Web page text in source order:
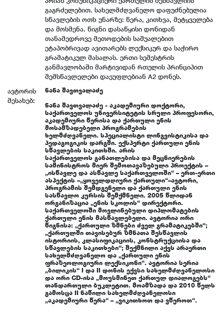
გაგრძელებით. სახელმძღვანელო დაფუძნებულია
სწავლების ოთხ უნარზე: წერა, კითხვა, მეტყველება
და მოსმენა. წიგნი დასაწყისი დონიდან
თანამედროვე მეთოდების საშუალებით
ეტაპობრივად ავითარებს ლექსიკურ და საჭირო
გრამატიკულ მასალას. ერთი სემესტრის
განმავლობაში მარტივიდან რთულის პრინციპით
შემსწავლელები დაეუფლებიან A2 დონეს.
ავტორის
შესახებ:
ნანა შავთვალაძე
ნანა შავთვალაძე - აკადემიური დოქტორი,
საქართველოს უნივერსიტეტის სრული პროფესორი,
აკადემიური წერისა და ქართული ენის
მოსამზადებელი პროგრამების
ხელმძღვანელი. სპეციალისტი ლინგვისტიკისა და
პედაგოგიკის დარგში. ექსპერტი ქართული ენის
სწავლების საკითხში. არის
საქართველოს განათლებისა და მეცნიერების
სამინისტროს მიერ შემოთავაზებული პროექტის –
„ისწავლე და ასწავლე საქართველოში“ – ერთ-ერთი
ასპექტის –„ყოველდღიური ქართული“–ავტორი,
პროგრამის შემდგენელი და ქართული ენის
სასწავლო კურსის შემქმნელი. 2005 წლიდან
ორგანიზაცია „ენის სკოლის“ დირექტორი.
საქართველოში მოვლინებული დიპლომატების
ქართული ენის მასწავლებელი. ავტორია ორი
წიგნისა: „ქართული ზმნები ძველ გრამატიკებში“;
„ქართულში თავისებურ ზმნათა შესწავლის
ისტორიის, კლასიფიკაციის, კონსტრუქციისა და
სწავლების საკითხები“; შექმნილი აქვს არაერთი
სახელმძღვანელო და „ქართული ენის
ფრაზეოლოგიური ლექსიკონი“. ავტორია სერია
„ბილიკის“ I და II დონის ექვსი სახელმძღვანელოსი
და ორი CD-ისა „მოუსმინეთ ქართულ დიალოგებს“
თანდართული ბუკლეტით. მოამზადა და 2010 წელს
გამოსცა II ნაწილი სახელმძღვანელოსი
„აკადემიური წერა“ – „ვიკითხოთ და ვწეროთ“.